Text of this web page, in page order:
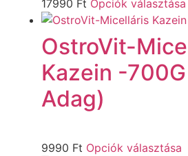
17990 Ft Opciók választása
OstroVit-
Kazein -
Adag)
9990 Ft Opciók választása